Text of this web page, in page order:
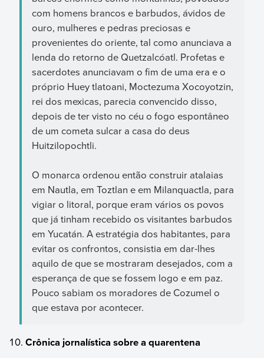
com homens brancos e barbudos, ávidos de
ouro, mulheres e pedras preciosas e
provenientes do oriente, tal como anunciava a
lenda do retorno de Quetzalcóatl. Profetas e
sacerdotes anunciavam o fim de uma era e o
próprio Huey tlatoani, Moctezuma Xocoyotzin,
rei dos mexicas, parecia convencido disso,
depois de ter visto no céu o fogo espontâneo
de um cometa sulcar a casa do deus
Huitzilopochtli.
O monarca ordenou então construir atalaias
em Nautla, em Toztlan e em Milanquactla, para
vigiar o litoral, porque eram vários os povos
que já tinham recebido os visitantes barbudos
em Yucatán. A estratégia dos habitantes, para
evitar os confrontos, consistia em dar-lhes
aquilo de que se mostraram desejados, com a
esperança de que se fossem logo e em paz.
Pouco sabiam os moradores de Cozumel o
que estava por acontecer.
Crônica jornalística sobre a quarentena